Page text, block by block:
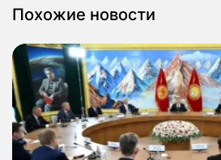
Похожие новости